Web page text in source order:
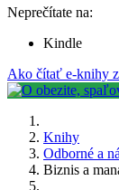
Neprečítate na:
Kindle
Ako čítať e-knihy
Knihy
Odborné a
Biznis a